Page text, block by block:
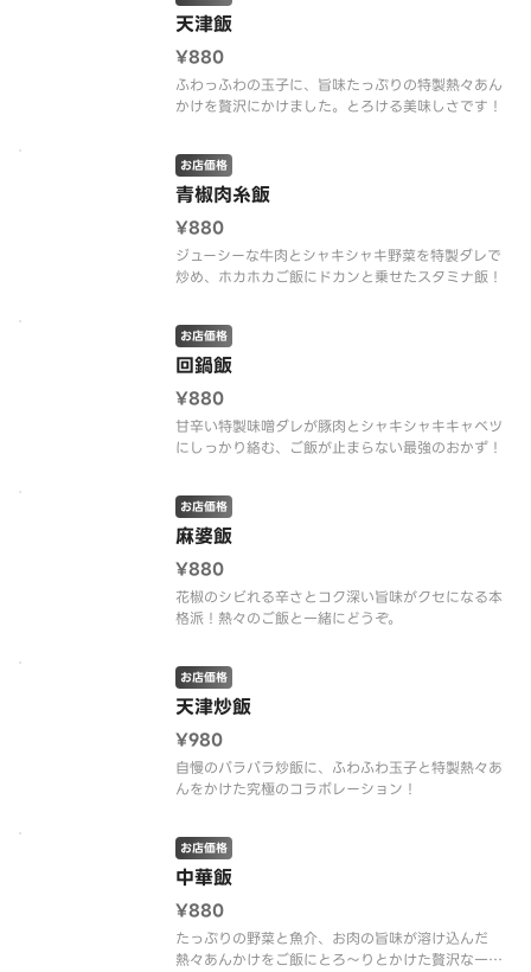
天津飯
¥880
ふわっふわの玉子に、旨味たっぷりの特製熱々あん
かけを贅沢にかけました。とろける美味しさです！
青椒肉糸飯
お店価格
¥880
ジューシーな牛肉とシャキシャキ野菜を特製ダレで
炒め、ホカホカご飯にドカンと乗せたスタミナ飯！
回鍋飯
お店価格
¥880
甘辛い特製味噌ダレが豚肉とシャキシャキキャベツ
にしっかり絡む、ご飯が止まらない最強のおかず！
麻婆飯
お店価格
¥880
花椒のシビれる辛さとコク深い旨味がクセになる本
格派！熱々のご飯と一緒にどうぞ。
天津炒飯
お店価格
¥980
自慢のパラパラ炒飯に、ふわふわ玉子と特製熱々あ
んをかけた究極のコラボレーション！
中華飯
お店価格
¥880
たっぷりの野菜と魚介、お肉の旨味が溶け込んだ
熱々あんかけをご飯にとろ〜りとかけた贅沢な一品